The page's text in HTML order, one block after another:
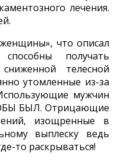
лечения.
что описал
получать
телесной
утомленные из-за
мужчин
БЫЛ. Отрицающие
изощренные в
выплеску ведь
то раскрываться!